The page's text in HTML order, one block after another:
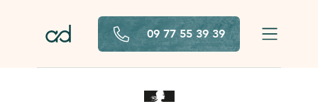
09 77 55 39 39